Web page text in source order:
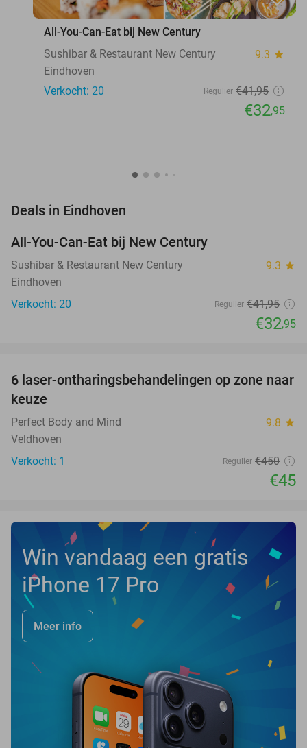
All-You-Can-Eat bij New Century
Sushibar & Restaurant New Century
9.3 star
Eindhoven
Verkocht: 20
Regulier €41,95
€32,95
Deals in Eindhoven
TODAY
All-You-Can-Eat bij New Century
Sushibar & Restaurant New Century 9.3 star
Eindhoven
Verkocht: 20
Regulier €41,95
€32,95
90%
TODAY
6 laser-ontharingsbehandelingen op zone naar
keuze
Perfect Body and Mind 9.8 star
Veldhoven
Verkocht: 1
Regulier €450
€45
Win vandaag een gratis
iPhone 17 Pro
Meer info